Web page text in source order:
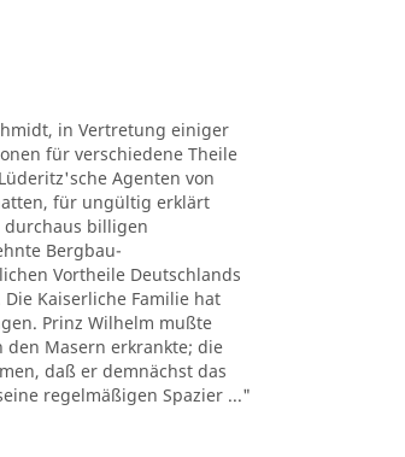
in Vertretung einiger
für verschiedene Theile
Agenten von
für ungültig erklärt
durchaus billigen
Bergbau-
Vortheile Deutschlands
Kaiserliche Familie hat
Prinz Wilhelm mußte
den Masern erkrankte; die
daß er demnächst das
regelmäßigen Spazier ..."